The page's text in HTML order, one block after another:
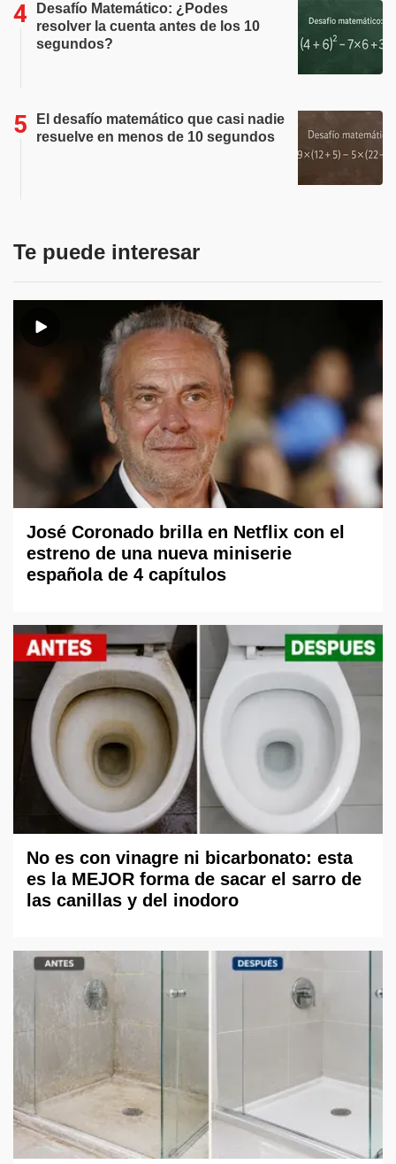
Desafío Matemático: ¿Podes
resolver la cuenta antes de los 10
segundos?
El desafío matemático que casi nadie
resuelve en menos de 10 segundos
Te puede interesar
José Coronado brilla en Netflix con el
estreno de una nueva miniserie
española de 4 capítulos
No es con vinagre ni bicarbonato: esta
es la MEJOR forma de sacar el sarro de
las canillas y del inodoro